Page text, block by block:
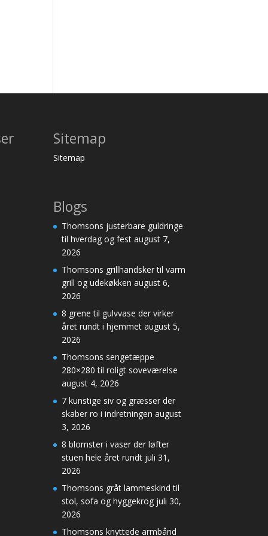
Sitemap
Sitemap
Blogs
Thomsons justerbare guldringe
til hverdag og fest august 7,
2026
Thomsons grillhandsker til varm
grill og udekøkken august 6,
2026
8 grene til gulvvase der virker
året rundt i hjemmet august 5,
2026
Thomsons sengetæppe
280×280 til roligt soveværelse
august 4, 2026
7 kunstige siv og græsser der
skaber ro i indretningen august
3, 2026
8 blomster i vaser der løfter
stuen hele året rundt juli 31,
2026
Thomsons gråt lammeskind til
stol, sofa og hyggekrog juli 30,
2026
Thomsons knyttede armbånd